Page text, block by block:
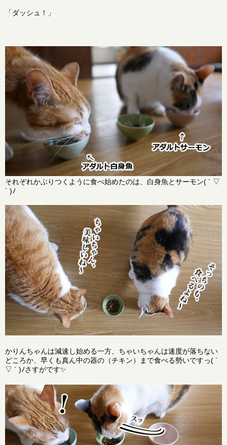
「ダッシュ！」
それぞれかぶりつくように食べ始めたのは、白身魚とサーモン( ´ ▽
` )ﾉ
かりんちゃんは減速し始める一方、ちゃいちゃんは速度が落ちない
どころか、早くも真ん中の器の（チキン）まで食べる勢いですっ( ´
▽ ` )ﾉさすがです✨